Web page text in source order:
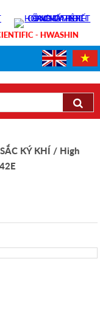
- HWASHIN
KÝ KHÍ / High